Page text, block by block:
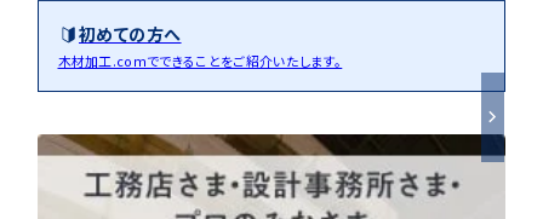
初めての方へ
木材加工.comでできることをご紹介いたします。